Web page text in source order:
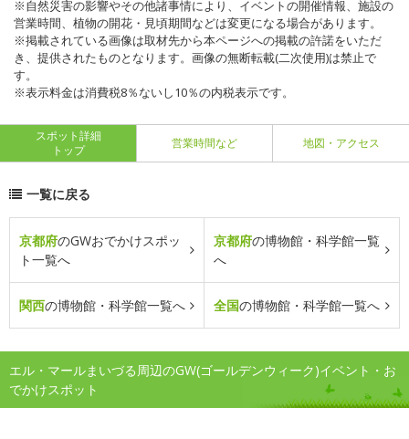
※自然災害の影響やその他諸事情により、イベントの開催情報、施設の
営業時間、植物の開花・見頃期間などは変更になる場合があります。
※掲載されている画像は取材先から本ページへの掲載の許諾をいただ
き、提供されたものとなります。画像の無断転載(二次使用)は禁止で
す。
※表示料金は消費税8％ないし10％の内税表示です。
スポット詳細
トップ
営業時間など 地図・アクセス
一覧に戻る
京都府のGWおでかけスポッ
ト一覧へ
京都府の博物館・科学館一覧
へ
関西の博物館・科学館一覧へ 全国の博物館・科学館一覧へ
エル・マールまいづる周辺のGW(ゴールデンウィーク)イベント・お
でかけスポット